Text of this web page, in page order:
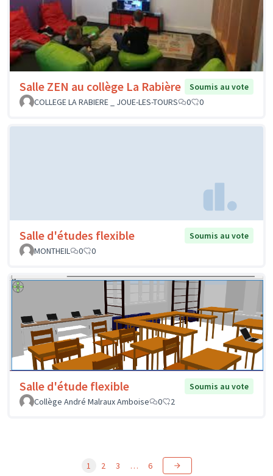
Salle ZEN au collège La Rabière
Soumis au vote
COLLEGE LA RABIERE _ JOUE-LES-TOURS
0 0
Salle d'études flexible
Soumis au vote
MONTHEIL
0 0
Salle d'étude flexible
Soumis au vote
Collège André Malraux Amboise
0 2
1 2 3 … 6